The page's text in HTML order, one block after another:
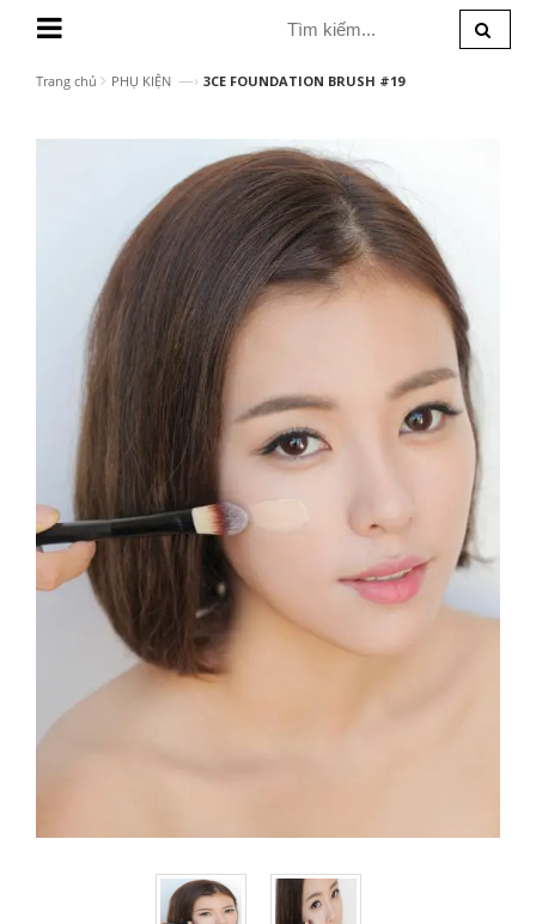
Trang chủ PHỤ KIỆN —› 3CE FOUNDATION BRUSH #19